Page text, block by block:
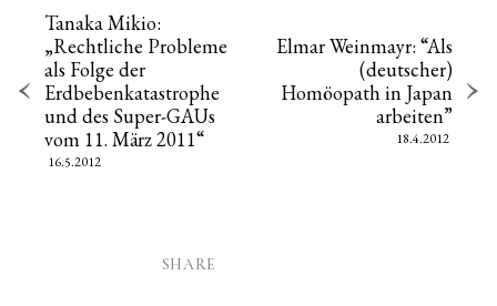
Tanaka Mikio:
„Rechtliche Probleme
als Folge der
Erdbebenkatastrophe
und des Super-GAUs
vom 11. März 2011“
16.5.2012
Elmar Weinmayr: “Als
(deutscher)
Homöopath in Japan
arbeiten”
18.4.2012
SHARE